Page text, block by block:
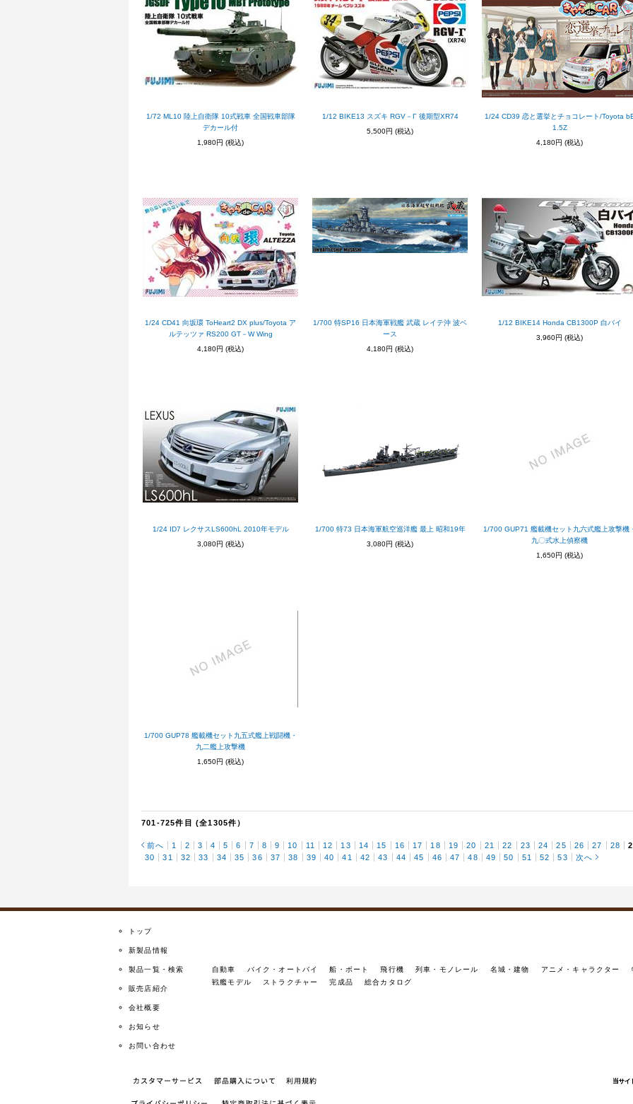
1/72 ML10 陸上自衛隊 10式戦車 全国戦車部隊
デカール付
1,980円 (税込)
1/12 BIKE13 スズキ RGV－Γ 後期型XR74
5,500円 (税込)
1/24 CD39 恋と選挙とチョコレート/Toyota
1.5Z
4,180円 (税込)
1/24 CD41 向坂環 ToHeart2 DX plus/Toyota ア
ルテッツァ RS200 GT－W Wing
4,180円 (税込)
1/700 特SP16 日本海軍戦艦 武蔵 レイテ沖 波ベ
ース
4,180円 (税込)
1/12 BIKE14 Honda CB1300P 白バイ
3,960円 (税込)
1/24 ID7 レクサスLS600hL 2010年モデル
3,080円 (税込)
1/700 特73 日本海軍航空巡洋艦 最上 昭和19年
3,080円 (税込)
1/700 GUP71 艦載機セット九六式艦上攻撃機
九〇式水上偵察機
1,650円 (税込)
1/700 GUP78 艦載機セット九五式艦上戦闘機・
九二艦上攻撃機
1,650円 (税込)
701-725件目 (全1305件）
前へ 1 2 3 4 5 6 7 8 9 10 11 12 13 14 15 16 17 18 19 20 21 22 23 24 25 26 27 28
30
31 32 33 34 35 36 37 38 39 40 41 42 43 44 45 46 47 48 49 50 51 52 53 次へ
トップ
新製品情報
製品一覧・検索 自動車 バイク・オートバイ 船・ボート 飛行機 列車・モノレール 名城・建物 アニメ・キャラクター
戦艦モデル
ストラクチャー 完成品
総合カタログ
販売店紹介
会社概要
お知らせ
お問い合わせ